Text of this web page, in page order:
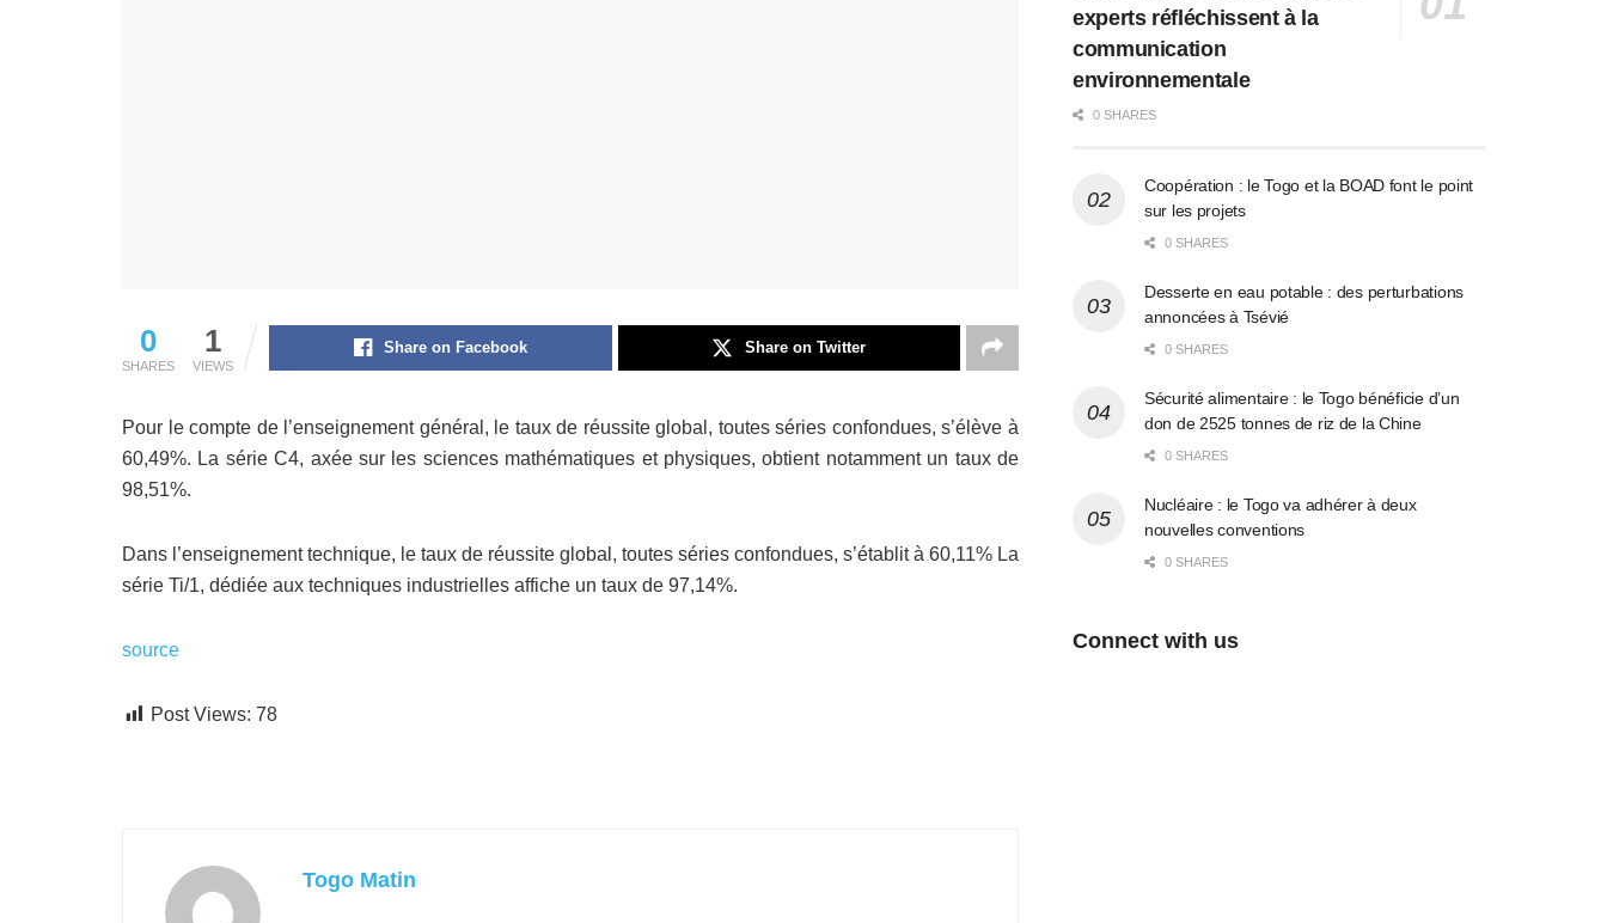
0
SHARES
1
VIEWS
Share on Facebook Share on Twitter
Pour le compte de l’enseignement général, le taux de réussite global, toutes séries confondues, s’élève à
60,49%. La série C4, axée sur les sciences mathématiques et physiques, obtient notamment un taux de
98,51%.
Dans l’enseignement technique, le taux de réussite global, toutes séries confondues, s’établit à 60,11% La
série Ti/1, dédiée aux techniques industrielles affiche un taux de 97,14%.
source
Post Views: 78
Togo Matin
experts réfléchissent à la
communication
environnementale
0 SHARES
Coopération : le Togo et la BOAD font le point
sur les projets
0 SHARES
Desserte en eau potable : des perturbations
annoncées à Tsévié
0 SHARES
Sécurité alimentaire : le Togo bénéficie d’un
don de 2525 tonnes de riz de la Chine
0 SHARES
Nucléaire : le Togo va adhérer à deux
nouvelles conventions
0 SHARES
Connect with us